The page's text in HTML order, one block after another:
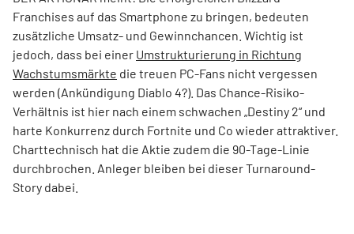
Franchises auf das Smartphone zu bringen, bedeuten
zusätzliche Umsatz- und Gewinnchancen. Wichtig ist
jedoch, dass bei einer Umstrukturierung in Richtung
Wachstumsmärkte die treuen PC-Fans nicht vergessen
werden (Ankündigung Diablo 4?). Das Chance-Risiko-
Verhältnis ist hier nach einem schwachen „Destiny 2“ und
harte Konkurrenz durch Fortnite und Co wieder attraktiver.
Charttechnisch hat die Aktie zudem die 90-Tage-Linie
durchbrochen. Anleger bleiben bei dieser Turnaround-
Story dabei.